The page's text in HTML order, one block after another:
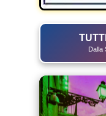
Dalla